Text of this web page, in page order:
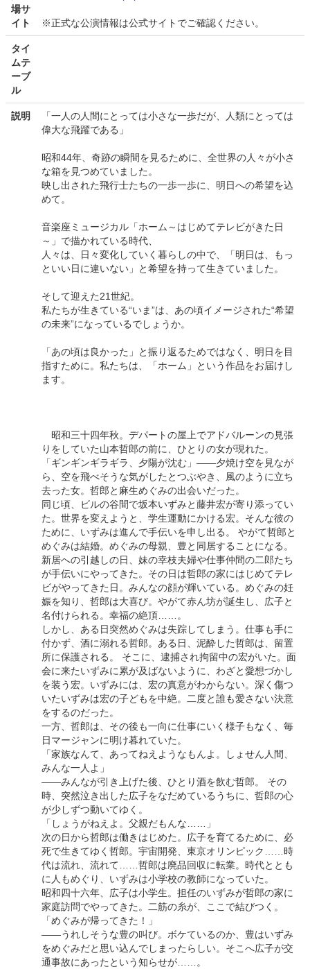
場サ
イト
※正式な公演情報は公式サイトでご確認ください。
タイ
ムテ
ーブ
ル
説明
「一人の人間にとっては小さな一歩だが、人類にとっては
偉大な飛躍である」
昭和44年、奇跡の瞬間を見るために、全世界の人々が小さ
な箱を見つめていました。
映し出された飛行士たちの一歩一歩に、明日への希望を込
めて。
音楽座ミュージカル「ホーム～はじめてテレビがきた日
～」で描かれている時代、
人々は、日々変化していく暮らしの中で、「明日は、もっ
といい日に違いない」と希望を持って生きていました。
そして迎えた21世紀。
私たちが生きている“いま”は、あの頃イメージされた“希望
の未来”になっているでしょうか。
「あの頃は良かった」と振り返るためではなく、明日を目
指すために。私たちは、「ホーム」という作品をお届けし
ます。
昭和三十四年秋。デパートの屋上でアドバルーンの見張
りをしていた山本哲郎の前に、ひとりの女が現れた。
「ギンギンギラギラ、夕陽が沈む」――夕焼け空を見なが
ら、空を飛べそうな気がしたとつぶやき、風のように立ち
去った女。哲郎と麻生めぐみの出会いだった。
同じ頃、ビルの谷間で坂本いずみと藤井宏が寄り添ってい
た。世界を変えようと、学生運動にかける宏。そんな彼の
ために、いずみは進んで手伝いを申し出る。 やがて哲郎と
めぐみは結婚。めぐみの母親、豊と同居することになる。
新居への引越しの日、妹の幸枝夫婦や仕事仲間の二郎たち
が手伝いにやってきた。その日は哲郎の家にはじめてテレ
ビがやってきた日。みんなの顔が輝いている。めぐみの妊
娠を知り、哲郎は大喜び。やがて赤ん坊が誕生し、広子と
名付けられる。幸福の絶頂……。
しかし、ある日突然めぐみは失踪してしまう。仕事も手に
付かず、酒に溺れる哲郎。ある日、泥酔した哲郎は、留置
所に保護される。 そこに、逮捕され拘留中の宏がいた。面
会に来たいずみに累が及ばないように、わざと愛想づかし
を装う宏。いずみには、宏の真意がわからない。深く傷つ
いたいずみは宏の子どもを中絶。二度と誰も愛さない決意
をするのだった。
一方、哲郎は、その後も一向に仕事にいく様子もなく、毎
日マージャンに明け暮れていた。
「家族なんて、あってねえようなもんよ。しょせん人間、
みんな一人よ」
――みんなが引き上げた後、ひとり酒を飲む哲郎。 その
時、突然泣き出した広子をなだめているうちに、哲郎の心
が少しずつ動いてゆく。
「しょうがねえよ。父親だもんな……」
次の日から哲郎は働きはじめた。広子を育てるために、必
死で生きてゆく哲郎。宇宙開発、東京オリンピック……時
代は流れ、流れて……哲郎は廃品回収に転業。時代ととも
に人もめぐり、いずみは小学校の教師になっていた。
昭和四十六年、広子は小学生。担任のいずみが哲郎の家に
家庭訪問でやってきた。二筋の糸が、ここで結びつく。
「めぐみが帰ってきた！」
――うれしそうな豊の叫び。ボケているのか、豊はいずみ
をめぐみだと思い込んでしまったらしい。そこへ広子が交
通事故にあったという知らせが……。